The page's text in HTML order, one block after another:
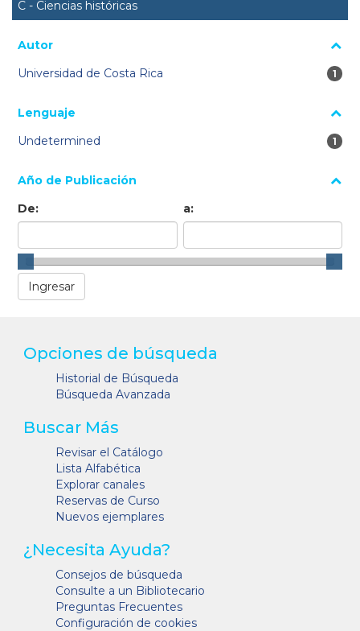
C - Ciencias históricas
Autor
Universidad de Costa Rica
1
1
Lenguaje
Undetermined
1
1
Año de Publicación
De:
a:
Opciones de búsqueda
Historial de Búsqueda
Búsqueda Avanzada
Buscar Más
Revisar el Catálogo
Lista Alfabética
Explorar canales
Reservas de Curso
Nuevos ejemplares
¿Necesita Ayuda?
Consejos de búsqueda
Consulte a un Bibliotecario
Preguntas Frecuentes
Configuración de cookies